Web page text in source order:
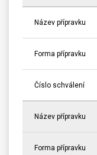
Název přípravku
Forma přípravku
Číslo schválení
Název přípravku
Forma přípravku